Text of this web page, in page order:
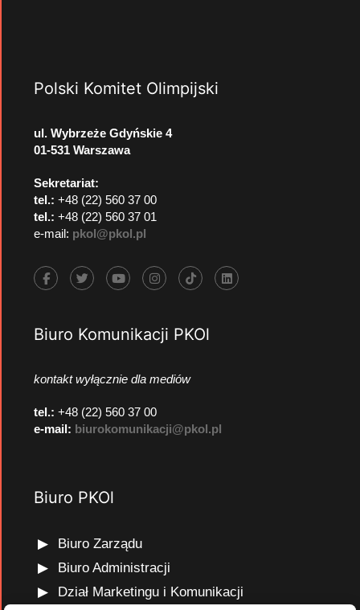
Polski Komitet Olimpijski
ul. Wybrzeże Gdyńskie 4
01-531 Warszawa
Sekretariat:
tel.: +48 (22) 560 37 00
tel.: +48 (22) 560 37 01
e-mail: pkol@pkol.pl
Biuro Komunikacji PKOl
kontakt wyłącznie dla mediów
tel.: +48 (22) 560 37 00
e-mail: biurokomunikacji@pkol.pl
Biuro PKOl
Biuro Zarządu
Biuro Administracji
Dział Marketingu i Komunikacji